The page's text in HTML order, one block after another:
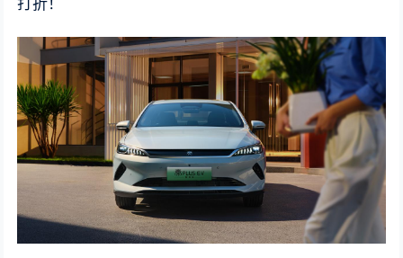
打折！